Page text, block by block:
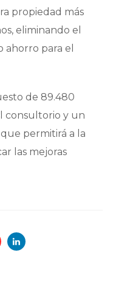
propiedad más
eliminando el
para el
de 89.480
consultorio y un
permitirá a la
las mejoras